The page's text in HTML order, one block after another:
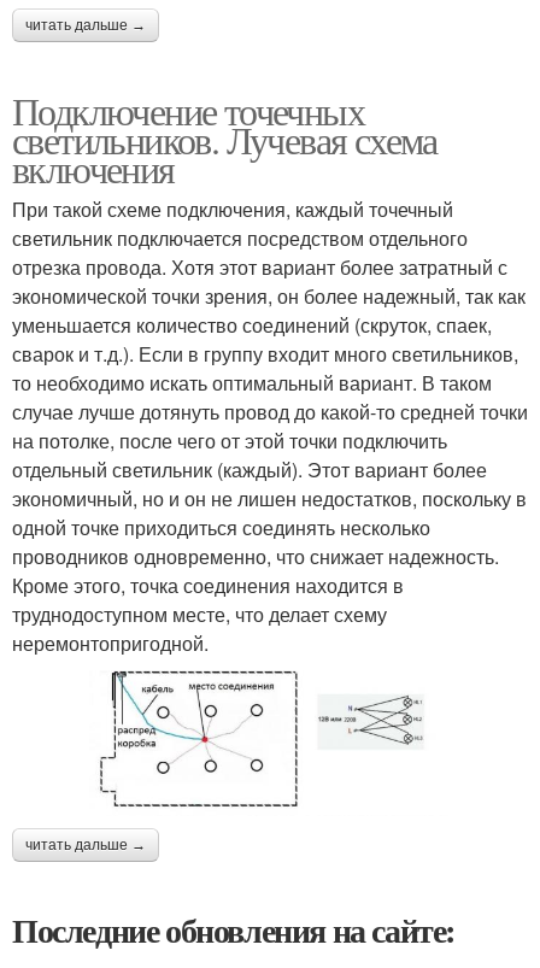
читать дальше →
Подключение точечных
светильников. Лучевая схема
включения
При такой схеме подключения, каждый точечный
светильник подключается посредством отдельного
отрезка провода. Хотя этот вариант более затратный с
экономической точки зрения, он более надежный, так как
уменьшается количество соединений (скруток, спаек,
сварок и т.д.). Если в группу входит много светильников,
то необходимо искать оптимальный вариант. В таком
случае лучше дотянуть провод до какой-то средней точки
на потолке, после чего от этой точки подключить
отдельный светильник (каждый). Этот вариант более
экономичный, но и он не лишен недостатков, поскольку в
одной точке приходиться соединять несколько
проводников одновременно, что снижает надежность.
Кроме этого, точка соединения находится в
труднодоступном месте, что делает схему
неремонтопригодной.
читать дальше →
Последние обновления на сайте: